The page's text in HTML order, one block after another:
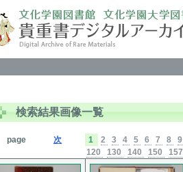
検索結果画像一覧
page 次 1 2 3 4 5 6 7 8 9
120
130 140 150 157